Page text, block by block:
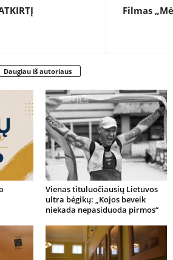
Filmas
Daugiau iš autoriaus
Vienas tituluočiausių Lietuvos
ultra bėgikų: „Kojos beveik
niekada nepasiduoda pirmos“